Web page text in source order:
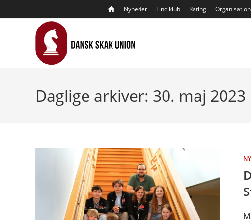
to
Nyheder Find klub Rating Organisation
Daglige arkiver: 30. maj 2023